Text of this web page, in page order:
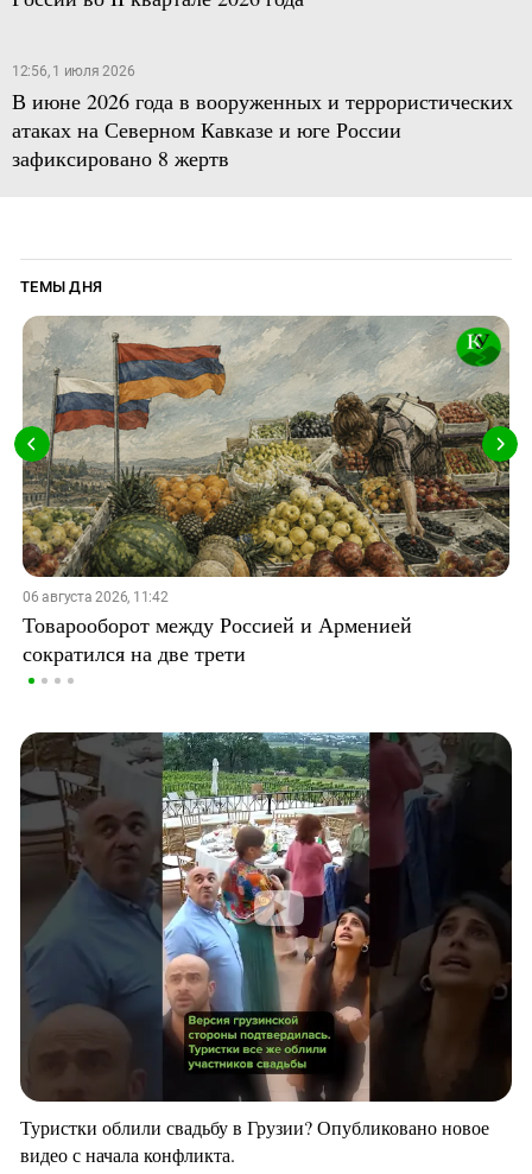
12:56, 1 июля 2026
В июне 2026 года в вооруженных и террористических
атаках на Северном Кавказе и юге России
зафиксировано 8 жертв
ТЕМЫ ДНЯ
06 августа 2026, 11:42
Товарооборот между Россией и Арменией
сократился на две трети
Туристки облили свадьбу в Грузии? Опубликовано новое
видео с начала конфликта.